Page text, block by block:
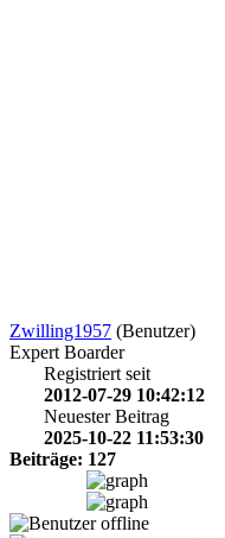
Zwilling1957 (Benutzer)
Expert Boarder
Registriert seit
2012-07-29 10:42:12
Neuester Beitrag
2025-10-22 11:53:30
Beiträge: 127